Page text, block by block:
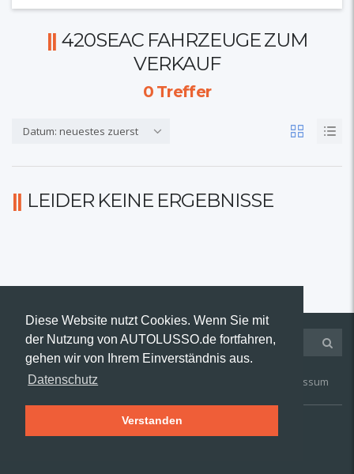
Diese Website nutzt Cookies. Wenn Sie mit
der Nutzung von AUTOLUSSO.de fortfahren,
gehen wir von Ihrem Einverständnis aus.
Datenschutz
Verstanden
420SEAC FAHRZEUGE ZUM
VERKAUF
0Treffer
Datum: neuestes zuerst
LEIDER KEINE ERGEBNISSE
Kontakt AGB Impressum
© 2019 AUTOLUSSO.de | Alle Rechte vorbehalten.